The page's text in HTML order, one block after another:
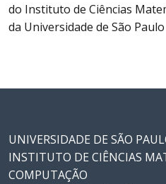
do Instituto de Ciências
da Universidade de São Paulo
UNIVERSIDADE DE SÃO
INSTITUTO DE CIÊNCIAS
COMPUTAÇÃO